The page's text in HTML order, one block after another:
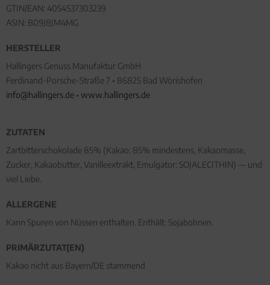
GTIN/EAN: 4054537303239
ASIN: B09J8JM4MG
HERSTELLER
Hallingers Genuss Manufaktur GmbH
Ferdinand-Porsche-Straße 7 • 86825 Bad Wörishofen
info@hallingers.de • www.hallingers.de
ZUTATEN
Zartbitterschokolade 85% (Kakao: 85% mindestens, Kakaomasse,
Zucker, Kakaobutter, Vanilleextrakt, Emulgator: SOJALECITHIN) — und
viel Liebe.
ALLERGENE
Kann Spuren von Nüssen enthalten. Enthält: Sojabohnen.
PRIMÄRZUTAT(EN)
Kakao nicht aus Bayern/DE stammend